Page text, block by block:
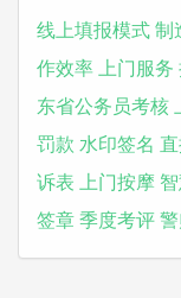
线上填报模式 制
作效率
上门服务
东省公务员考核
罚款 水印签名
诉表
上门按摩
签章 季度考评